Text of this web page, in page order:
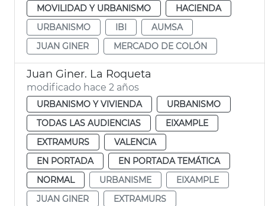
MOVILIDAD Y URBANISMO
HACIENDA
URBANISMO
IBI
AUMSA
JUAN GINER
MERCADO DE COLÓN
Juan Giner. La Roqueta
modificado hace 2 años
URBANISMO Y VIVIENDA
URBANISMO
TODAS LAS AUDIENCIAS
EIXAMPLE
EXTRAMURS
VALENCIA
EN PORTADA
EN PORTADA TEMÁTICA
NORMAL
URBANISME
EIXAMPLE
JUAN GINER
EXTRAMURS